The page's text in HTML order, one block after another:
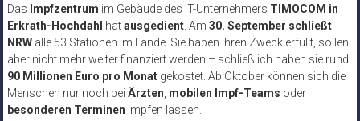
Das Impfzentrum im Gebäude des IT-Unternehmers TIMOCOM in
Erkrath-Hochdahl hatausgedient. Am 30. September schließt
NRWalle 53 Stationen im Lande. Sie haben ihren Zweck erfüllt, sollen
aber nicht mehr weiter finanziert werden – schließlich haben sie rund
90 Millionen Euro pro Monatgekostet. Ab Oktober können sich die
Menschen nur noch bei Ärzten mobilen Impf-Teams oder
besonderen Terminen impfen lassen.